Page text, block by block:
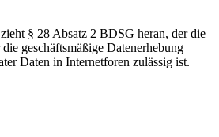
§ 28 Absatz 2 BDSG heran, der die
geschäftsmäßige Datenerhebung
Daten in Internetforen zulässig ist.